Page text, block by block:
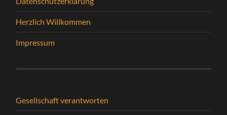
Herzlich Willkommen
Impressum
Gesellschaft verantworten